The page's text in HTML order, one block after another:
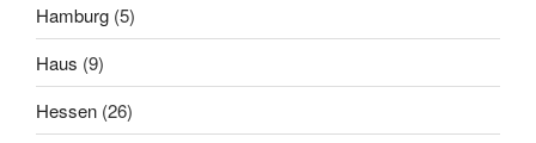
Hamburg (5)
Haus (9)
Hessen (26)